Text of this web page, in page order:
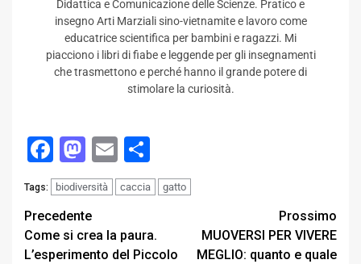
Didattica e Comunicazione delle Scienze. Pratico e
insegno Arti Marziali sino-vietnamite e lavoro come
educatrice scientifica per bambini e ragazzi. Mi
piacciono i libri di fiabe e leggende per gli insegnamenti
che trasmettono e perché hanno il grande potere di
stimolare la curiosità.
Facebook
Mastodon
Email
Tags: biodiversità caccia gatto
Post
navigation
Precedente
Come si crea la paura.
L’esperimento del Piccolo
Prossimo
MUOVERSI PER VIVERE
MEGLIO: quanto e quale